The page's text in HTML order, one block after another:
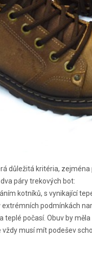
důležitá kritéria,
páry trekových bot:
kotníků, s vynikající
podmínkách
teplé počasí. Obuv by
vždy musí mít podešev